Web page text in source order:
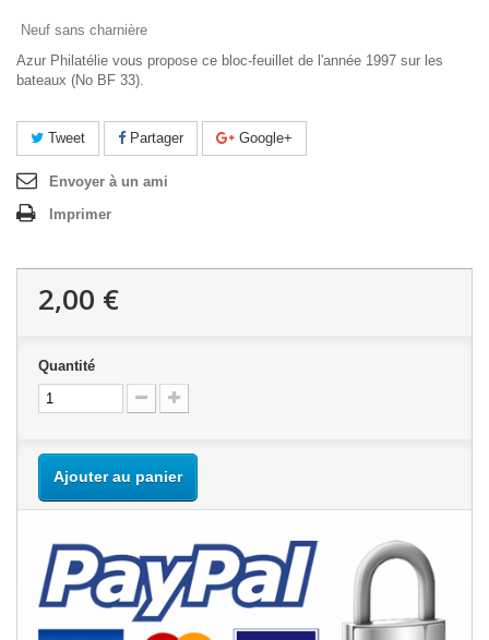
Neuf sans charnière
Azur Philatélie vous propose ce bloc-feuillet de l'année 1997 sur les
bateaux (No BF 33).
Tweet Partager Google+
Envoyer à un ami
Imprimer
2,00 €
Quantité
Ajouter au panier